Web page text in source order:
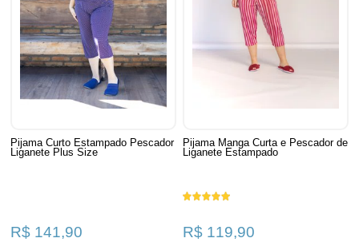
Pijama Curto Estampado Pescador
Liganete Plus Size
R$ 141,90
Pijama Manga Curta e Pescador de
Liganete Estampado
R$ 119,90